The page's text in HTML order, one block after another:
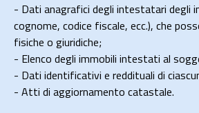
- Dati anagrafici degli intestatari degli
cognome, codice fiscale, ecc.), che
fisiche o giuridiche;
- Elenco degli immobili intestati al
- Dati identificativi e reddituali di
- Atti di aggiornamento catastale.